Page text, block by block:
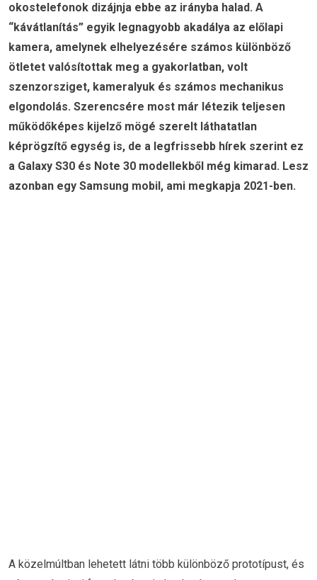
okostelefonok dizájnja ebbe az irányba halad. A
“kávátlanítás” egyik legnagyobb akadálya az előlapi
kamera, amelynek elhelyezésére számos különböző
ötletet valósítottak meg a gyakorlatban, volt
szenzorsziget, kameralyuk és számos mechanikus
elgondolás. Szerencsére most már létezik teljesen
működőképes kijelző mögé szerelt láthatatlan
képrögzítő egység is, de a legfrissebb hírek szerint ez
a Galaxy S30 és Note 30 modellekből még kimarad. Lesz
azonban egy Samsung mobil, ami megkapja 2021-ben.
A közelmúltban lehetett látni több különböző prototípust, és